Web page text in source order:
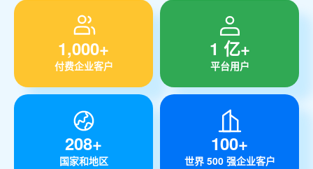
1,000+
付费企业客户
1 亿+
平台用户
208+
国家和地区
100+
世界 500 强企业客户